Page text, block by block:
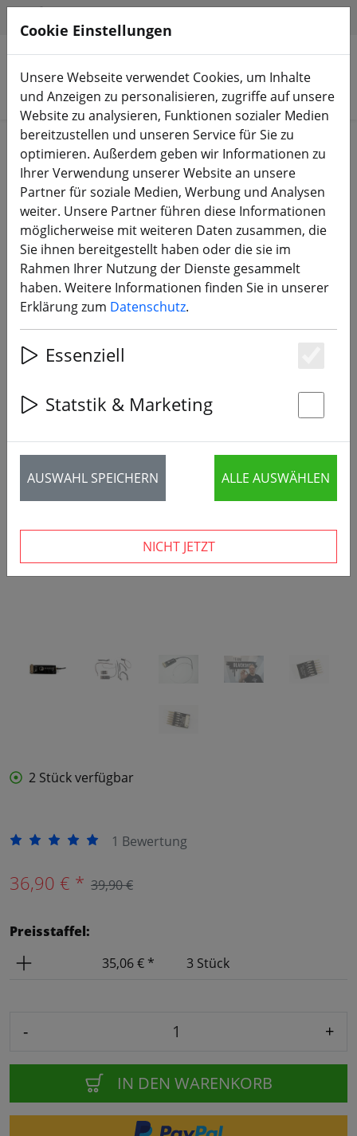
Produkte suchen
Start Equipment
RC Fernsteuerung
RC-Empfänger
TBS Crossfire Micro Empfänger V2
(RX)
8% SPAREN
2 Stück verfügbar
1 Bewertung
36,90 € * 39,90 €
Preisstaffel:
Preis
Anzahl35,06 € * 3 Stück
- +
IN DEN WARENKORB
Cookie Einstellungen
Unsere Webseite verwendet Cookies, um Inhalte
und Anzeigen zu personalisieren, zugriffe auf unsere
Website zu analysieren, Funktionen sozialer Medien
bereitzustellen und unseren Service für Sie zu
optimieren. Außerdem geben wir Informationen zu
Ihrer Verwendung unserer Website an unsere
Partner für soziale Medien, Werbung und Analysen
weiter. Unsere Partner führen diese Informationen
möglicherweise mit weiteren Daten zusammen, die
Sie ihnen bereitgestellt haben oder die sie im
Rahmen Ihrer Nutzung der Dienste gesammelt
haben. Weitere Informationen finden Sie in unserer
Erklärung zum Datenschutz.
Essenziell
Statstik & Marketing
AUSWAHL SPEICHERN ALLE AUSWÄHLEN
NICHT JETZT